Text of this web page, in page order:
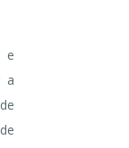
e
a